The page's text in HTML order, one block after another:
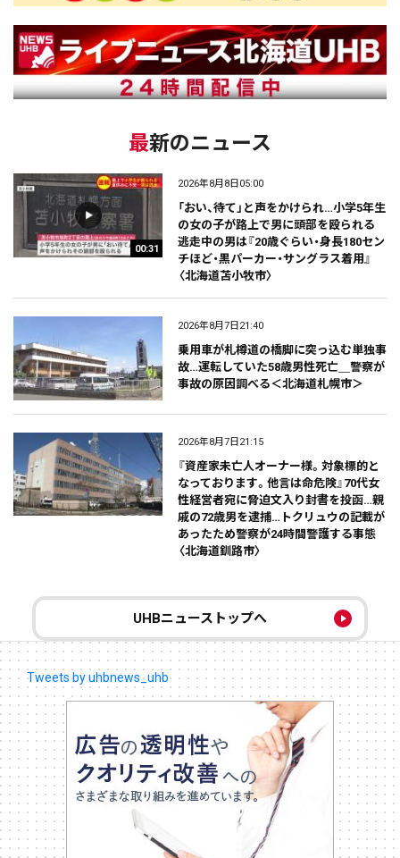
最新のニュース
00:31
2026年8月8日05:00
「おい、待て」と声をかけられ…小学5年生
の女の子が路上で男に頭部を殴られる
逃走中の男は『20歳ぐらい・身長180セン
チほど・黒パーカー・サングラス着用』
〈北海道苫小牧市〉
2026年8月7日21:40
乗用車が札樽道の橋脚に突っ込む単独事
故…運転していた58歳男性死亡＿警察が
事故の原因調べる＜北海道札幌市＞
2026年8月7日21:15
『資産家未亡人オーナー様。対象標的と
なっております。他言は命危険』70代女
性経営者宛に脅迫文入り封書を投函…親
戚の72歳男を逮捕…トクリュウの記載が
あったため警察が24時間警護する事態
〈北海道釧路市〉
UHBニューストップへ
Tweets by uhbnews_uhb